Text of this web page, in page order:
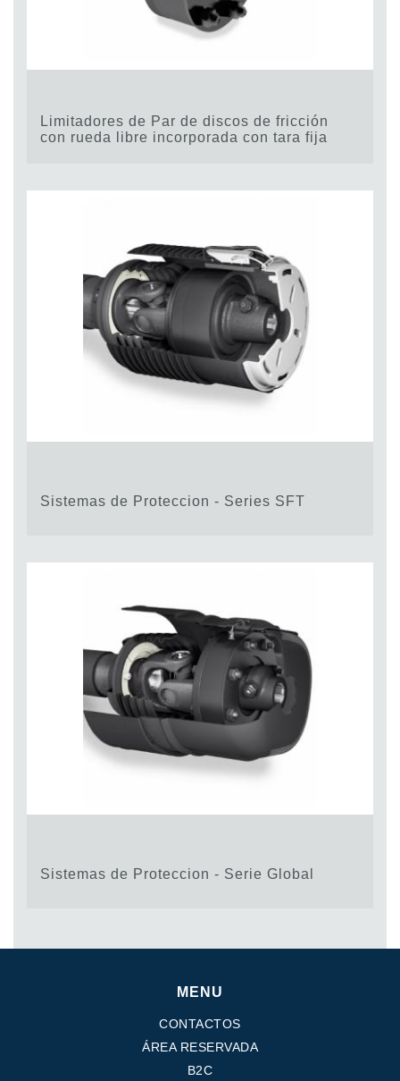
Limitadores de Par de discos de fricción
con rueda libre incorporada con tara fija
Sistemas de Proteccion - Series SFT
Sistemas de Proteccion - Serie Global
MENU
CONTACTOS
ÁREA RESERVADA
B2C